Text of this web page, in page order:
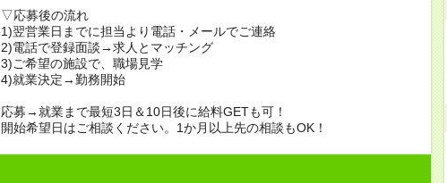
▽応募後の流れ
1)翌営業日までに担当より電話・メールでご連絡
2)電話で登録面談→求人とマッチング
3)ご希望の施設で、職場見学
4)就業決定→勤務開始
応募→就業まで最短3日＆10日後に給料GETも可！
開始希望日はご相談ください。1か月以上先の相談もOK！